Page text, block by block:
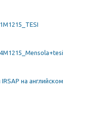
на английском